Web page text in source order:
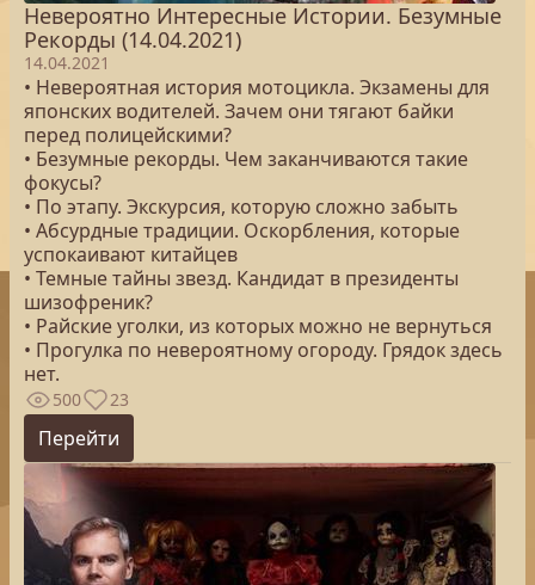
Невероятно Интересные Истории. Безумные
Рекорды (14.04.2021)
14.04.2021
• Невероятная история мотоцикла. Экзамены для
японских водителей. Зачем они тягают байки
перед полицейскими?
• Безумные рекорды. Чем заканчиваются такие
фокусы?
• По этапу. Экскурсия, которую сложно забыть
• Абсурдные традиции. Оскорбления, которые
успокаивают китайцев
• Темные тайны звезд. Кандидат в президенты
шизофреник?
• Райские уголки, из которых можно не вернуться
• Прогулка по невероятному огороду. Грядок здесь
нет.
500 23
Перейти